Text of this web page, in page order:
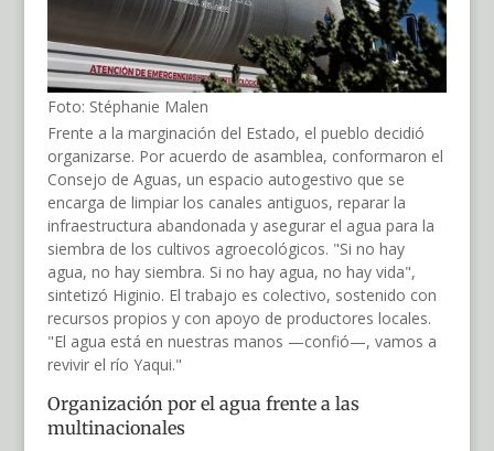
Foto: Stéphanie Malen
Frente a la marginación del Estado, el pueblo decidió
organizarse. Por acuerdo de asamblea, conformaron el
Consejo de Aguas, un espacio autogestivo que se
encarga de limpiar los canales antiguos, reparar la
infraestructura abandonada y asegurar el agua para la
siembra de los cultivos agroecológicos. "Si no hay
agua, no hay siembra. Si no hay agua, no hay vida",
sintetizó Higinio. El trabajo es colectivo, sostenido con
recursos propios y con apoyo de productores locales.
"El agua está en nuestras manos —confió—, vamos a
revivir el río Yaqui."
Organización por el agua frente a las
multinacionales